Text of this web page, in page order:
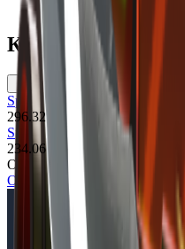
Кейсы
Spectrum Case
296.32
Spectrum 2 Case
234.06
Осмотр скина
Осмотреть в игре